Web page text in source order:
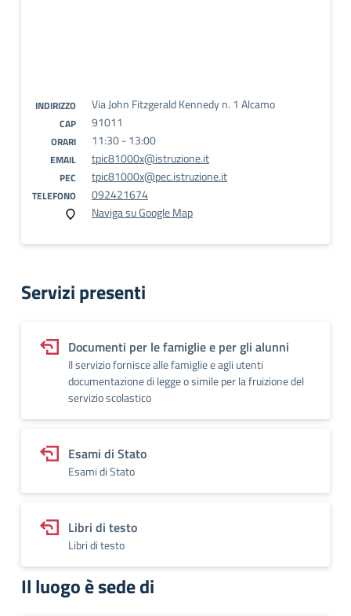
INDIRIZZO Via John Fitzgerald Kennedy n. 1 Alcamo
CAP 91011
ORARI 11:30 - 13:00
EMAIL tpic81000x@istruzione.it
PEC tpic81000x@pec.istruzione.it
TELEFONO
092421674
Naviga su Google Map
Servizi presenti
Documenti per le famiglie e per gli alunni
Il servizio fornisce alle famiglie e agli utenti
documentazione di legge o simile per la fruizione del
servizio scolastico
Esami di Stato
Esami di Stato
Libri di testo
Libri di testo
Il luogo è sede di